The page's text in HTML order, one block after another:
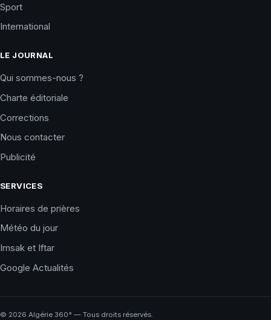
Sport
International
LE JOURNAL
Qui sommes-nous ?
Charte éditoriale
Corrections
Nous contacter
Publicité
SERVICES
Horaires de prières
Météo du jour
Imsak et Iftar
Google Actualités
© 2026 Algérie 360° — Tous droits réservés.